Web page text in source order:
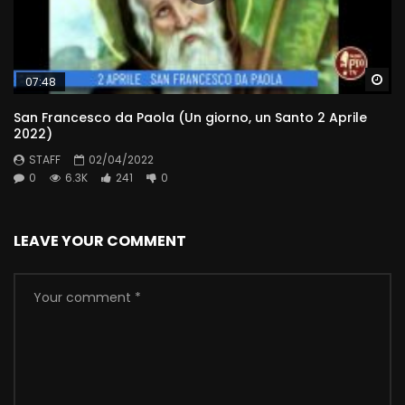
07:48
San Francesco da Paola (Un giorno, un Santo 2 Aprile
2022)
STAFF
02/04/2022
0
6.3K 241 0
LEAVE YOUR COMMENT